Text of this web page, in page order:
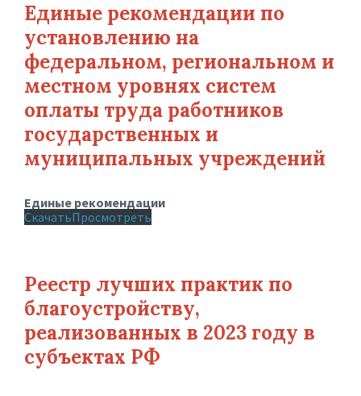
Единые рекомендации по
установлению на
федеральном, региональном и
местном уровнях систем
оплаты труда работников
государственных и
муниципальных учреждений
Единые рекомендации
СкачатьПросмотреть
Реестр лучших практик по
благоустройству,
реализованных в 2023 году в
субъектах РФ